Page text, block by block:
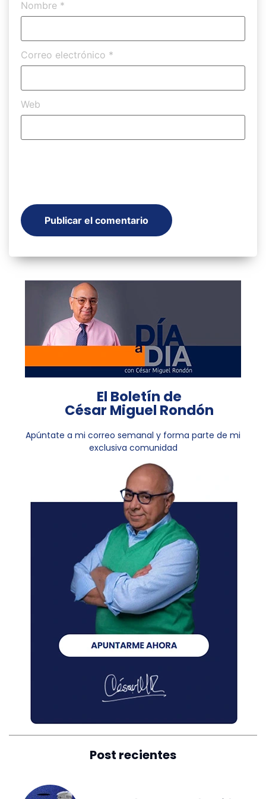
Nombre *
Correo electrónico *
Web
El Boletín de
César Miguel Rondón
Apúntate a mi correo semanal y forma parte de mi
exclusiva comunidad
Post recientes